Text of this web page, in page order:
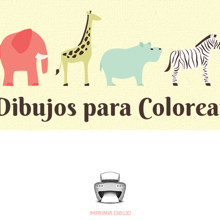
para
IMPRIMIR DIBUJO